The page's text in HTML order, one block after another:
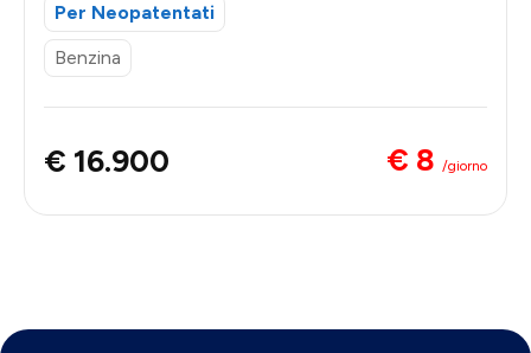
Per Neopatentati
Benzina
€ 16.900 € 8 /giorno